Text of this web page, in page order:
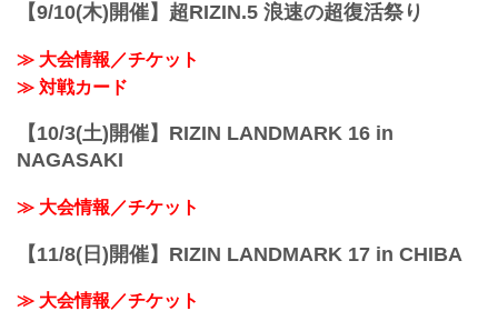
【9/10(木)開催】超RIZIN.5 浪速の超復活祭り
≫ 大会情報／チケット
≫ 対戦カード
【10/3(土)開催】RIZIN LANDMARK 16 in
NAGASAKI
≫ 大会情報／チケット
【11/8(日)開催】RIZIN LANDMARK 17 in CHIBA
≫ 大会情報／チケット